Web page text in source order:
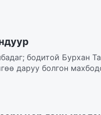
бодитой Бурхан
даруу болгон